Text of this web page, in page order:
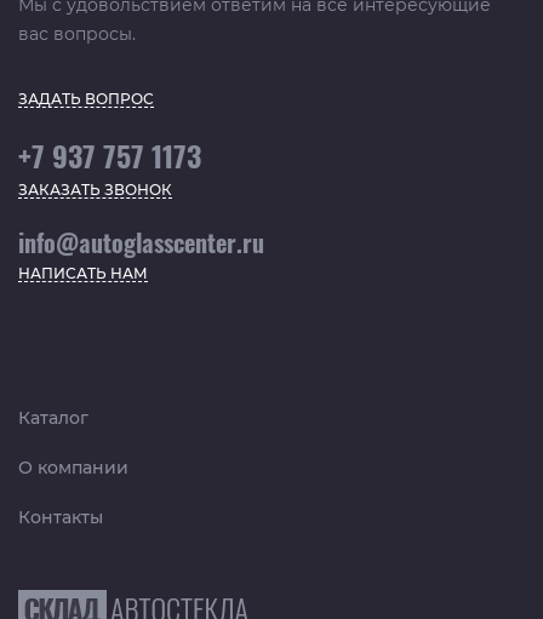
Мы с удовольствием ответим на все интересующие
вас вопросы.
ЗАДАТЬ ВОПРОС
+7 937 757 1173
ЗАКАЗАТЬ ЗВОНОК
info@autoglasscenter.ru
НАПИСАТЬ НАМ
Каталог
О компании
Контакты